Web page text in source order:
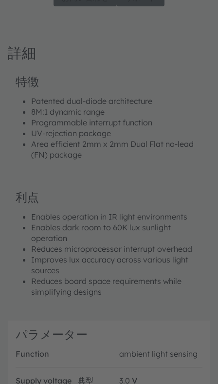
詳細
特徴
Patented dual-diode architecture
8M:1 dynamic range
Programmable interrupt function
UV-rejection package
Area efficient 2mm x 2mm Dual Flat no-lead
(FN) package
利点
Enables operation in IR light environments
Enables dark room to 60K lux sunlight
operation
Reduces microprocessor interrupt overhead
Improves lux accuracy across various light
sources
Reduces board space requirements while
simplifying designs
パラメーター
Function ambient light sensing
Supply voltage 典型 3.0 V